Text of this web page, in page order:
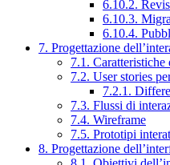
6.10.2.
6.10.3.
6.10.4.
7. Progettazione
7.1. Caratteristiche
7.2. User stories
7.2.1.
7.3. Flussi di
7.4. Wireframe
7.5. Prototipi
8. Progettazione